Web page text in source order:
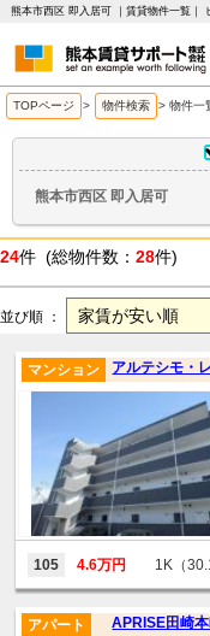
熊本市西区 即入居可 ｜賃貸物件一覧｜
TOPページ > 物件検索 > 物件一
熊本市西区 即入居可
24件 (総物件数： 28件)
並び順 ：
アルテシモ・
マンション
105 4.6万円 1K（
APRISE田崎
アパート